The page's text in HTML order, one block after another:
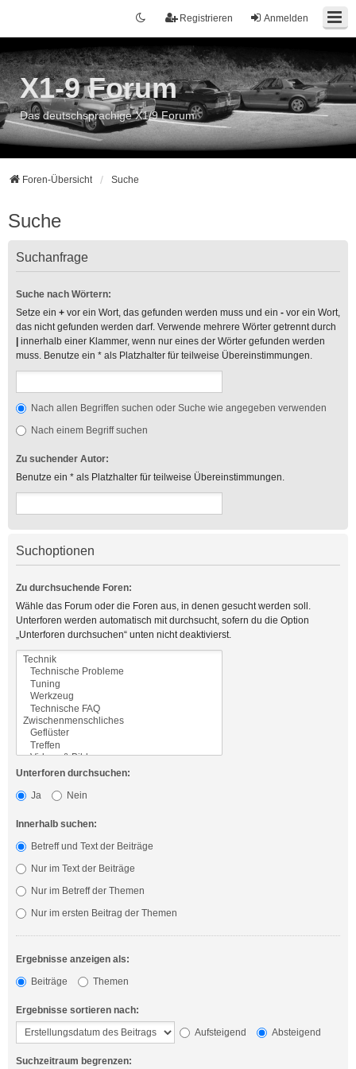
Anmelden
Registrieren
X1-9 Forum
Das deutschsprachige X1/9 Forum
Foren-Übersicht Suche
Suche
Suchanfrage
Suche nach Wörtern:
Setze ein + vor ein Wort, das gefunden werden muss und ein - vor ein Wort,
das nicht gefunden werden darf. Verwende mehrere Wörter getrennt durch
innerhalb einer Klammer, wenn nur eines der Wörter gefunden werden
muss. Benutze ein * als Platzhalter für teilweise Übereinstimmungen.
Nach allen Begriffen suchen oder Suche wie angegeben verwenden
Nach einem Begriff suchen
Zu suchender Autor:
Benutze ein * als Platzhalter für teilweise Übereinstimmungen.
Suchoptionen
Zu durchsuchende Foren:
Wähle das Forum oder die Foren aus, in denen gesucht werden soll.
Unterforen werden automatisch mit durchsucht, sofern du die Option
„Unterforen durchsuchen“ unten nicht deaktivierst.
Unterforen durchsuchen:
Ja
Nein
Innerhalb suchen:
Betreff und Text der Beiträge
Nur im Text der Beiträge
Nur im Betreff der Themen
Nur im ersten Beitrag der Themen
Ergebnisse anzeigen als:
Beiträge
Themen
Ergebnisse sortieren nach:
Aufsteigend
Absteigend
Suchzeitraum begrenzen: